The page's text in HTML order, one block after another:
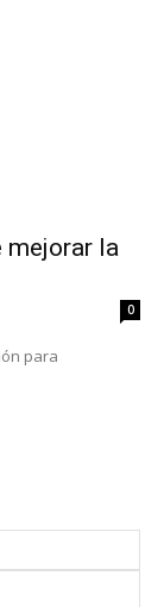
mejorar la
0
para